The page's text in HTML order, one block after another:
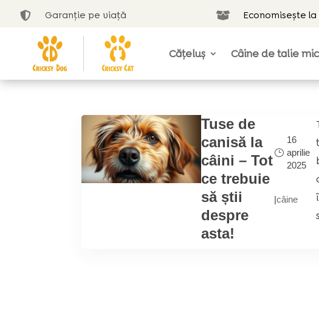
 Garanție pe viață  Economisește
Cățeluș Câine de talie
Tuse de
canisă la
câini – Tot
ce trebuie
să știi
despre
asta!
16
aprilie
2025
|câine